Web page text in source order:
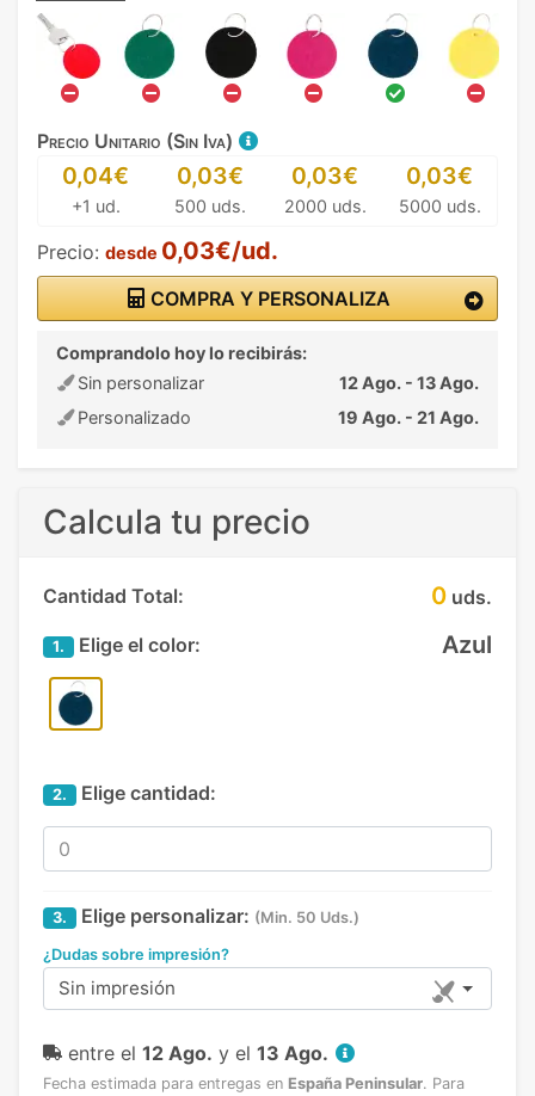
Precio Unitario (Sin Iva)
0,04€
+1 ud.
0,03€
500 uds.
0,03€
2000 uds.
0,03€
5000 uds.
Precio: desde 0,03€/ud.
COMPRA Y PERSONALIZA
Comprandolo hoy lo recibirás:
Sin personalizar
12 Ago. - 13 Ago.
Personalizado
19 Ago. - 21 Ago.
Calcula tu precio
Cantidad Total: 0 uds.
1. Elige el color: Azul
2. Elige cantidad:
3. Elige personalizar: (Min. 50 Uds.)
¿Dudas sobre impresión?
Sin impresión
entre el 12 Ago. y el 13 Ago.
Fecha estimada para entregas en España Peninsular. Para